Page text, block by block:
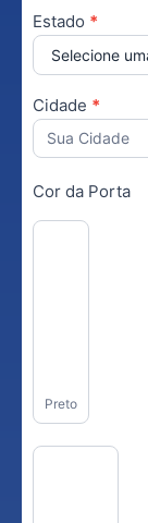
Estado *
Cidade *
Cor da Porta
Preto